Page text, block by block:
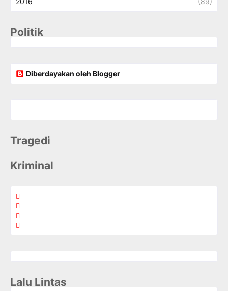
Politik
Diberdayakan oleh Blogger
Tragedi
Kriminal
Lalu Lintas